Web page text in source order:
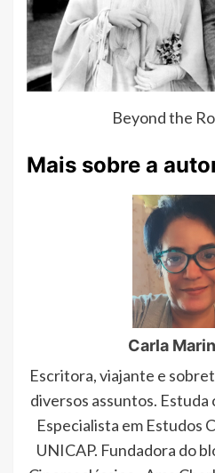
Beyond the
Mais sobre a
Carla
Escritora, viajante e
diversos assuntos. Estuda
Especialista em Estudos
UNICAP. Fundadora do